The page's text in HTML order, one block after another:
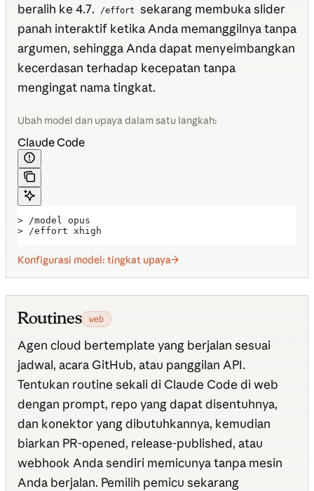
beralih ke 4.7.
/effort
sekarang membuka slider
panah interaktif ketika Anda memanggilnya tanpa
argumen, sehingga Anda dapat menyeimbangkan
kecerdasan terhadap kecepatan tanpa
mengingat nama tingkat.
Ubah model dan upaya dalam satu langkah:
Claude Code
> /model opus
> /effort xhigh
Konfigurasi model: tingkat upaya
Routines web
Agen cloud bertemplate yang berjalan sesuai
jadwal, acara GitHub, atau panggilan API.
Tentukan routine sekali di Claude Code di web
dengan prompt, repo yang dapat disentuhnya,
dan konektor yang dibutuhkannya, kemudian
biarkan PR-opened, release-published, atau
webhook Anda sendiri memicunya tanpa mesin
Anda berjalan. Pemilih pemicu sekarang